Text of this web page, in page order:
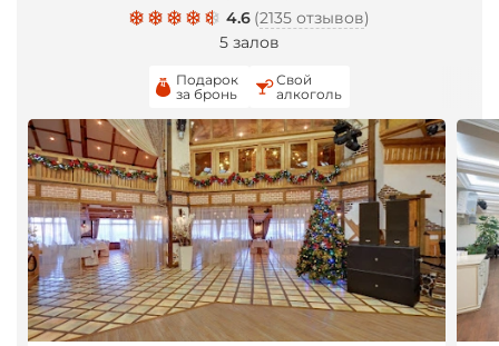
4.6 (2135 отзывов)
5 залов
Подарок
за бронь
Свой
алкоголь
*